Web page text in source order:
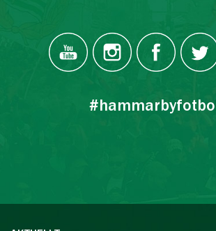
#hammarbyfotboll